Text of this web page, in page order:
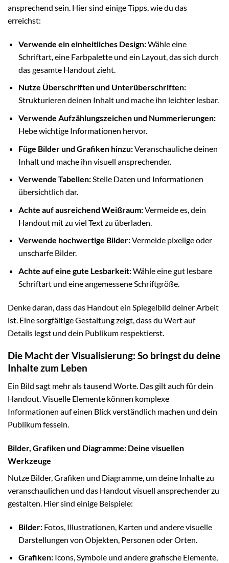
ansprechend sein. Hier sind einige Tipps, wie du das
erreichst:
Verwende ein einheitliches Design:Wähle eine
Schriftart, eine Farbpalette und ein Layout, das sich durch
das gesamte Handout zieht.
Nutze Überschriften und Unterüberschriften:
Strukturieren deinen Inhalt und mache ihn leichter lesbar.
Verwende Aufzählungszeichen und Nummerierungen:
Hebe wichtige Informationen hervor.
Füge Bilder und Grafiken hinzu:Veranschauliche deinen
Inhalt und mache ihn visuell ansprechender.
Verwende Tabellen:Stelle Daten und Informationen
übersichtlich dar.
Achte auf ausreichend Weißraum:Vermeide es, dein
Handout mit zu viel Text zu überladen.
Verwende hochwertige Bilder:Vermeide pixelige oder
unscharfe Bilder.
Achte auf eine gute Lesbarkeit:Wähle eine gut lesbare
Schriftart und eine angemessene Schriftgröße.
Denke daran, dass das Handout ein Spiegelbild deiner Arbeit
ist. Eine sorgfältige Gestaltung zeigt, dass du Wert auf
Details legst und dein Publikum respektierst.
Die Macht der Visualisierung: So bringst du deine
Inhalte zum Leben
Ein Bild sagt mehr als tausend Worte. Das gilt auch für dein
Handout. Visuelle Elemente können komplexe
Informationen auf einen Blick verständlich machen und dein
Publikum fesseln.
Bilder, Grafiken und Diagramme: Deine visuellen
Werkzeuge
Nutze Bilder, Grafiken und Diagramme, um deine Inhalte zu
veranschaulichen und das Handout visuell ansprechender zu
gestalten. Hier sind einige Beispiele:
Bilder:Fotos, Illustrationen, Karten und andere visuelle
Darstellungen von Objekten, Personen oder Orten.
Grafiken:Icons, Symbole und andere grafische Elemente,